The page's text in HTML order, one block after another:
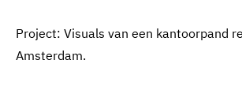
Project: Visuals van een kantoorpand
Amsterdam.